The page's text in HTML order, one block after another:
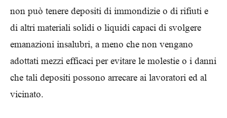
non può tenere depositi di immondizie o di rifiuti e
di altri materiali solidi o liquidi capaci di svolgere
emanazioni insalubri, a meno che non vengano
adottati mezzi efficaci per evitare le molestie o i danni
che tali depositi possono arrecare ai lavoratori ed al
vicinato.